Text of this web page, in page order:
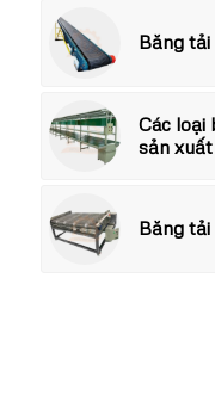
Băng tải
Các loại
sản xuất
Băng